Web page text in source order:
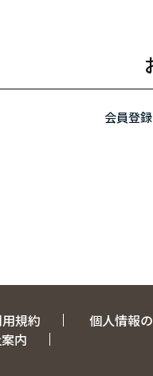
会員登
規約 個人情報
内